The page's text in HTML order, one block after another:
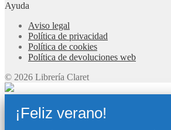
Ayuda
Aviso legal
Política de privacidad
Política de cookies
Política de devoluciones web
© 2026 Librería Claret
¡Feliz verano!